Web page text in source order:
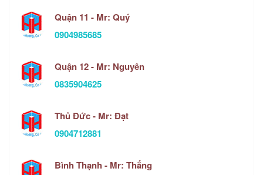
Quận 11 - Mr: Quý
0904985685
Quận 12 - Mr: Nguyên
0835904625
Thủ Đức - Mr: Đạt
0904712881
Bình Thạnh - Mr: Thắng